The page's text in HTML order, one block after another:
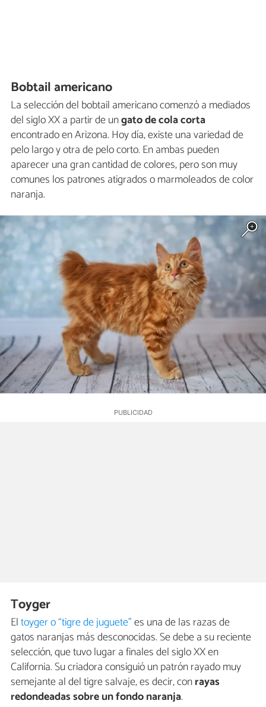
Bobtail americano
La selección del bobtail americano comenzó a mediados
del siglo XX a partir de ungato de cola corta
encontrado en Arizona. Hoy día, existe una variedad de
pelo largo y otra de pelo corto. En ambas pueden
aparecer una gran cantidad de colores, pero son muy
comunes los patrones atigrados o marmoleados de color
naranja.
Toyger
Eltoyger o “tigre de juguete”es una de las razas de
gatos naranjas más desconocidas. Se debe a su reciente
selección, que tuvo lugar a finales del siglo XX en
California. Su criadora consiguió un patrón rayado muy
semejante al del tigre salvaje, es decir, conrayas
redondeadas sobre un fondo naranja.